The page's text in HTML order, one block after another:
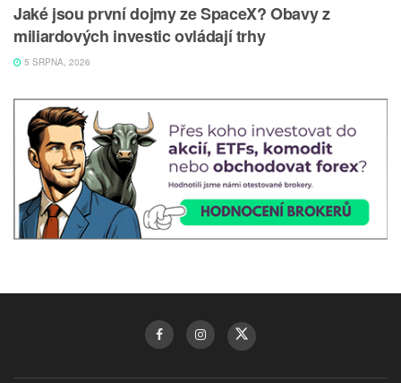
Jaké jsou první dojmy ze SpaceX? Obavy z
miliardových investic ovládají trhy
5 SRPNA, 2026